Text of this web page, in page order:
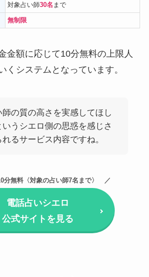
対象占い師30名 まで
無制限
金額に応じて10分無料の上限人
くシステムとなっています。
師の質の高さを実感してほし
いうシエロ側の思惑を感じさ
れるサービス内容ですね。
分無料〈対象の占い師7名まで〉
電話占いシエロ
公式サイトを見る